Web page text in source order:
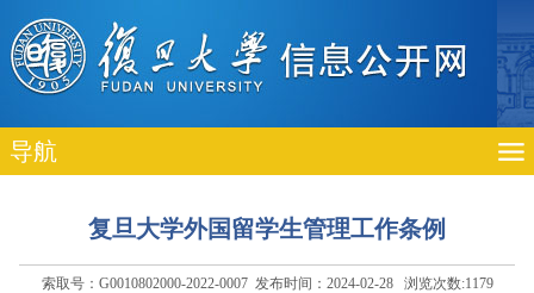
导航
复旦大学外国留学生管理工作条例
索取号：G0010802000-2022-0007 发布时间：2024-02-28 浏览次数:1179